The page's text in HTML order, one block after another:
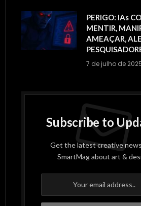
PERIGO: IAs
MENTIR,
AMEAÇAR,
7 de julho de
Subscribe to
Get the latest creative
SmartMag about art &